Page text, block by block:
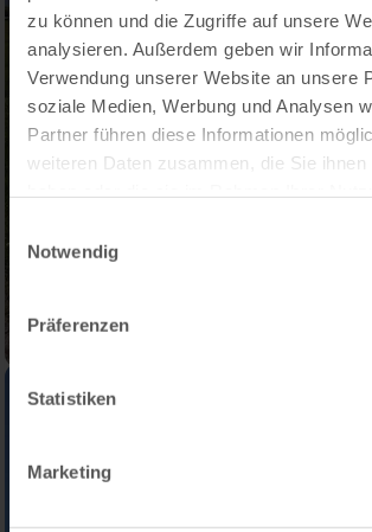
zu können und die Zugriffe auf unsere
analysieren. Außerdem geben wir
Verwendung unserer Website an unsere
soziale Medien, Werbung und Analysen
Partner führen diese Informationen
weiteren Daten zusammen, die Sie ihnen
Notwendig
Präferenzen
Statistiken
Marketing